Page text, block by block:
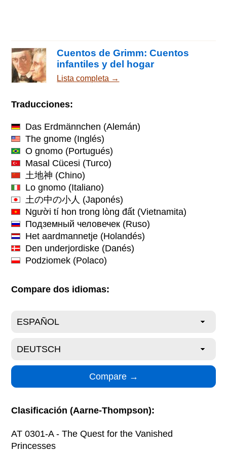
Cuentos de Grimm: Cuentos
infantiles y del hogar
Lista completa →
Traducciones:
Das Erdmännchen (Alemán)
The gnome (Inglés)
O gnomo (Portugués)
Masal Cücesi (Turco)
土地神 (Chino)
Lo gnomo (Italiano)
土の中の小人 (Japonés)
Người tí hon trong lòng đất (Vietnamita)
Подземный человечек (Ruso)
Het aardmannetje (Holandés)
Den underjordiske (Danés)
Podziomek (Polaco)
Compare dos idiomas:
Clasificación (Aarne-Thompson):
AT 0301-A - The Quest for the Vanished
Princesses